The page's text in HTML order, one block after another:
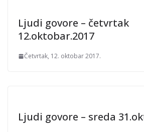
Ljudi govore – četvrtak
12.oktobar.2017
Četvrtak, 12. oktobar 2017.
Ljudi govore – sreda